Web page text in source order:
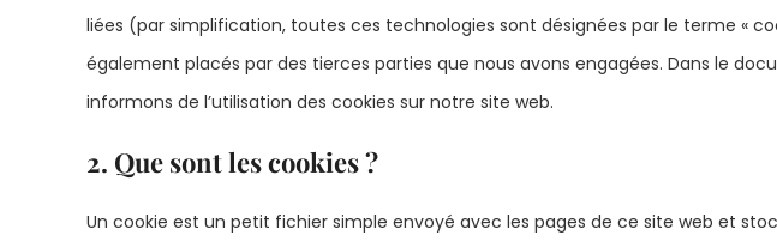
liées (par simplification, toutes ces technologies sont désignées par le terme «
également placés par des tierces parties que nous avons engagées. Dans le
informons de l’utilisation des cookies sur notre site web.
2. Que sont les cookies ?
Un cookie est un petit fichier simple envoyé avec les pages de ce site web et